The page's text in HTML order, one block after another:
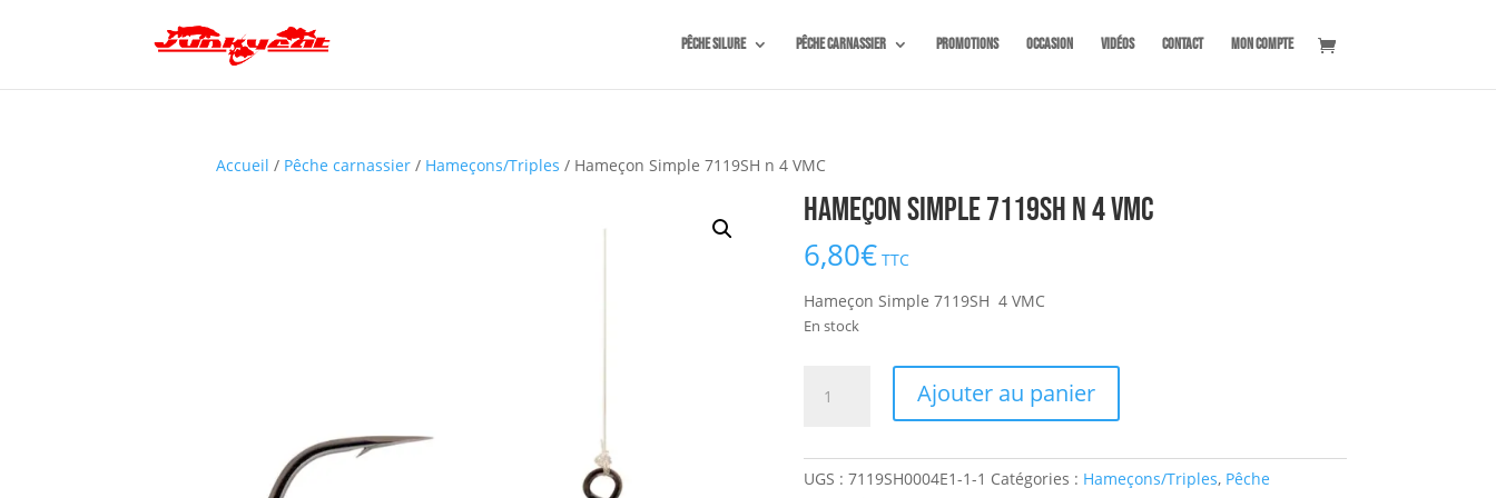
Pêche silure Pêche carnassier Promotions OCCASION Vidéos Contact Mon compte
Accueil / Pêche carnassier/ Hameçons/Triples / Hameçon Simple 7119SH n 4 VMC
Hameçon Simple 7119SH n 4 VMC
6,80€ TTC
Hameçon Simple 7119SH 4 VMC
En stock
Simple
7119SH
Ajouter au panier
UGS : 7119SH0004E1-1-1 Catégories : Hameçons/Triples, Pêche